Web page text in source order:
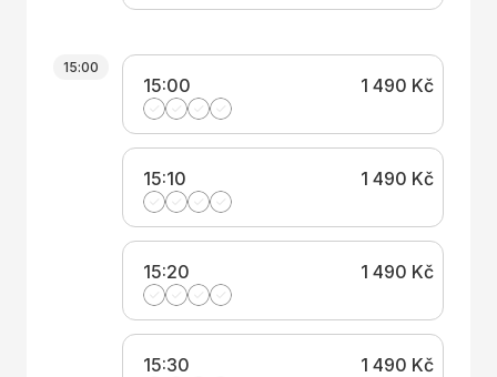
15:00
15:00 1 490 Kč
15:10 1 490 Kč
15:20 1 490 Kč
15:30 1 490 Kč